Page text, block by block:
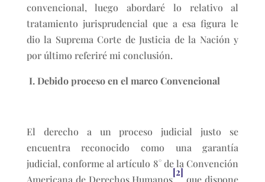
convencional, luego abordaré lo relativo al
tratamiento jurisprudencial que a esa figura le
dio la Suprema Corte de Justicia de la Nación y
por último referiré mi conclusión.
I. Debido proceso en el marco Convencional
El derecho a un proceso judicial justo se
encuentra reconocido como una garantía
judicial, conforme al artículo 8° de la Convención
Americana de Derechos Humanos
[2]
que dispone